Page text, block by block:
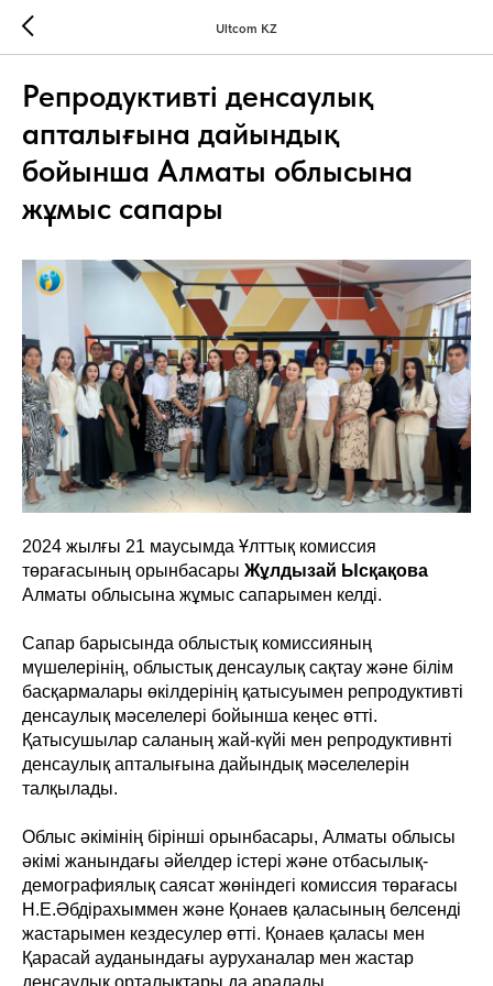
Ultcom KZ
Репродуктивті денсаулық
апталығына дайындық
бойынша Алматы облысына
жұмыс сапары
2024 жылғы 21 маусымда Ұлттық комиссия
төрағасының орынбасары Жұлдызай Ысқақова
Алматы облысына жұмыс сапарымен келді.
Сапар барысында облыстық комиссияның
мүшелерінің, облыстық денсаулық сақтау және білім
басқармалары өкілдерінің қатысуымен репродуктивті
денсаулық мәселелері бойынша кеңес өтті.
Қатысушылар саланың жай-күйі мен репродуктивнті
денсаулық апталығына дайындық мәселелерін
талқылады.
Облыс әкімінің бірінші орынбасары, Алматы облысы
әкімі жанындағы әйелдер істері және отбасылық-
демографиялық саясат жөніндегі комиссия төрағасы
Н.Е.Әбдірахыммен және Қонаев қаласының белсенді
жастарымен кездесулер өтті. Қонаев қаласы мен
Қарасай ауданындағы ауруханалар мен жастар
денсаулық орталықтары да аралады.